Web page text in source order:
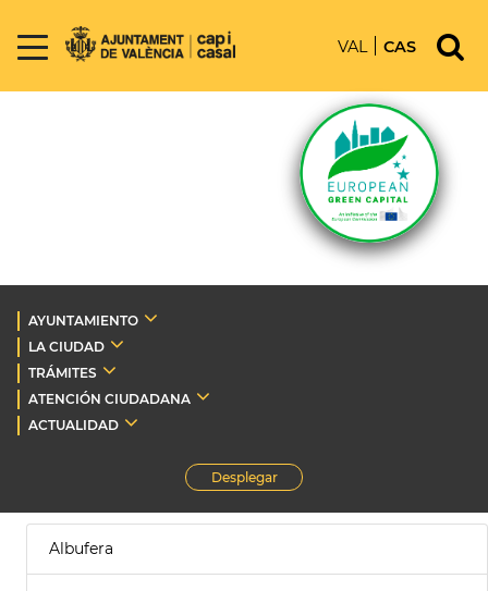
VAL CAS
AYUNTAMIENTO
LA CIUDAD
TRÁMITES
ATENCIÓN CIUDADANA
ACTUALIDAD
Desplegar
Albufera